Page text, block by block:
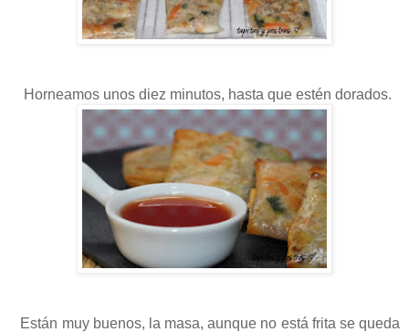
Horneamos unos diez minutos, hasta que estén dorados.
Están muy buenos, la masa, aunque no está frita se queda